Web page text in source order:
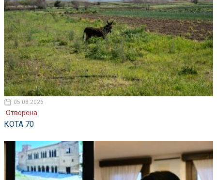
05.08.2026
Отворена
КОТА 70